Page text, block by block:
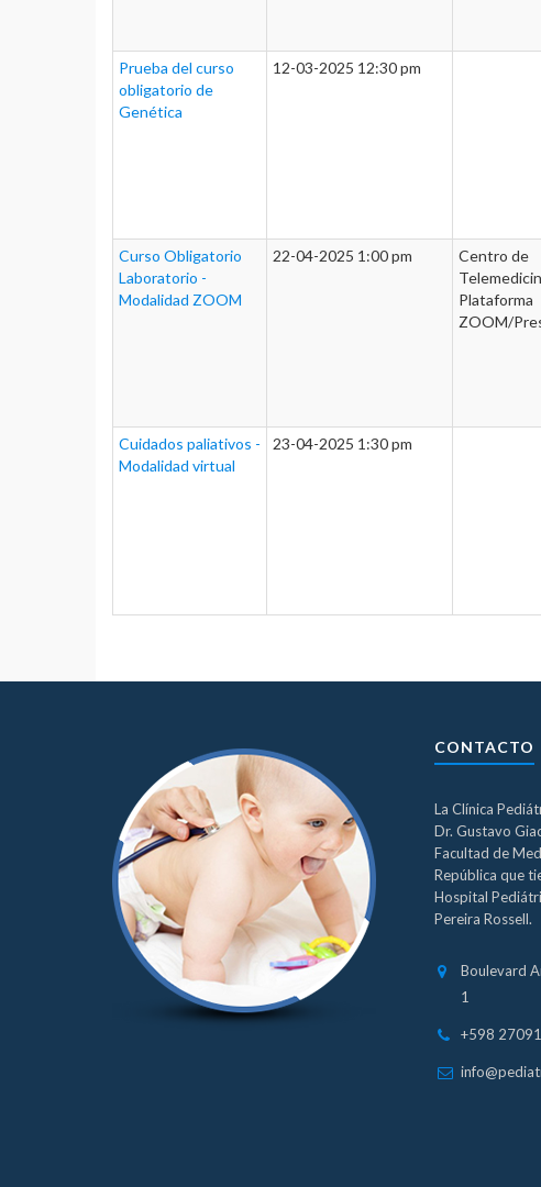
Prueba del curso
obligatorio de
Genética
12-03-2025 12:30 pm
Curso Obligatorio
Laboratorio -
Modalidad ZOOM
22-04-2025 1:00 pm
Centro de
Plataforma
ZOOM/
Cuidados paliativos -
Modalidad virtual
23-04-2025 1:30 pm
CONTACTO
La Clínica
Dr. Gustavo
Facultad de
República que
Hospital
Pereira Rossell.
Boulevard
1
+598